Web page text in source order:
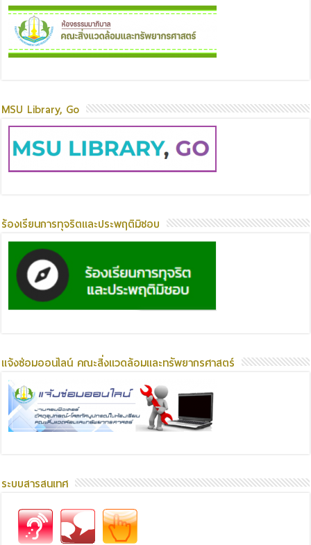
MSU Library, Go
ร้องเรียนการทุจริตและประพฤติมิชอบ
แจ้งซ่อมออนไลน์ คณะสิ่งแวดล้อมและทรัพยากรศาสตร์
ระบบสารสนเทศ